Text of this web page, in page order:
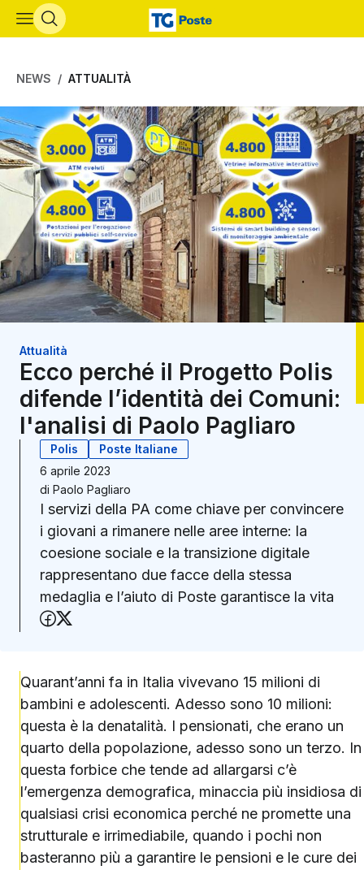
Vai al contenuto principale
NEWS ATTUALITÀ
Attualità
Ecco perché il Progetto Polis
difende l’identità dei Comuni:
l'analisi di Paolo Pagliaro
Polis
Poste Italiane
6 aprile 2023
di Paolo Pagliaro
I servizi della PA come chiave per convincere
i giovani a rimanere nelle aree interne: la
coesione sociale e la transizione digitale
rappresentano due facce della stessa
medaglia e l’aiuto di Poste garantisce la vita
Condividi su Facebook
Quarant’anni fa in Italia vivevano 15 milioni di
bambini e adolescenti. Adesso sono 10 milioni:
questa è la denatalità. I pensionati, che erano un
quarto della popolazione, adesso sono un terzo. In
questa forbice che tende ad allargarsi c’è
l’emergenza demografica, minaccia più insidiosa di
qualsiasi crisi economica perché ne promette una
strutturale e irrimediabile, quando i pochi non
basteranno più a garantire le pensioni e le cure dei